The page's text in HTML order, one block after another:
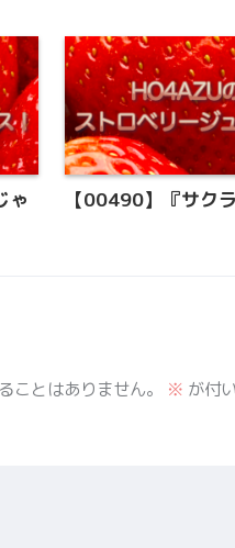
ゃ
【00490】『サク
ことはありません。 ※ が付